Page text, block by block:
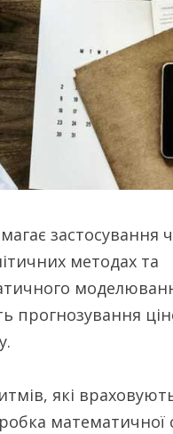
застосування
методах та
прогнозування
які
математичної